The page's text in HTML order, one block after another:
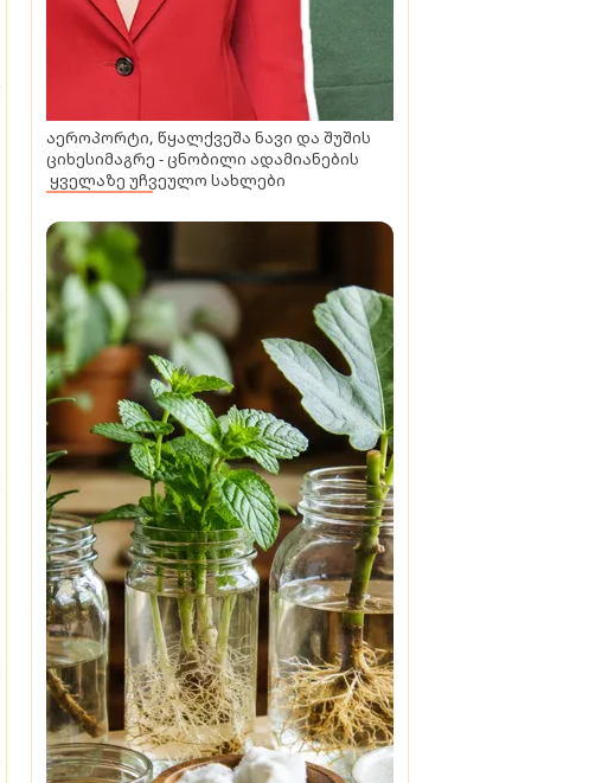
აეროპორტი, წყალქვეშა ნავი და შუშის
ციხესიმაგრე - ცნობილი ადამიანების
ყველაზე უჩვეულო სახლები